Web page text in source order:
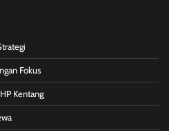
Fokus
Kentang